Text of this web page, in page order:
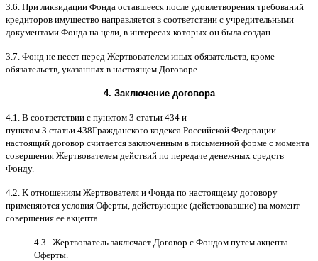
3.6. При ликвидации Фонда оставшееся после удовлетворения требований
кредиторов имущество направляется в соответствии с учредительными
документами Фонда на цели в интересах которых он была создан
3.7. Фонд не несет перед Жертвователем иных обязательств кроме
обязательств указанных в настоящем Договоре
4. Заключение договора
4.1. B соответствии с пунктом 3 статьи 434 и
пунктом 3 статьи 438Гражданского кодекса Российской Федерации
настоящий договор считается заключенным в письменной форме c момента
совершения Жертвователем действий по передаче денежных средств
Фонду.
4.2. K отношениям Жертвователя и Фонда по настоящему договору
применяются условия Оферты действующие (действовавшие) на момент
совершения ее акцепта
4.3. Жертвователь заключает Договор c Фондом путем акцепта
Оферты